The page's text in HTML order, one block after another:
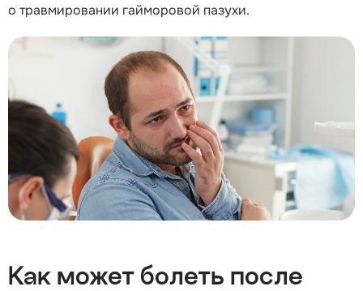
о травмировании гайморовой пазухи.
Как может болеть после